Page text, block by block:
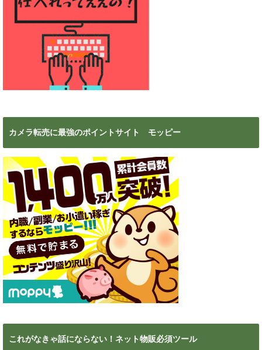
カメラ転売に最強のポイントサイト モッピー
これがなきゃ話にならない！ネット物販必須ツール